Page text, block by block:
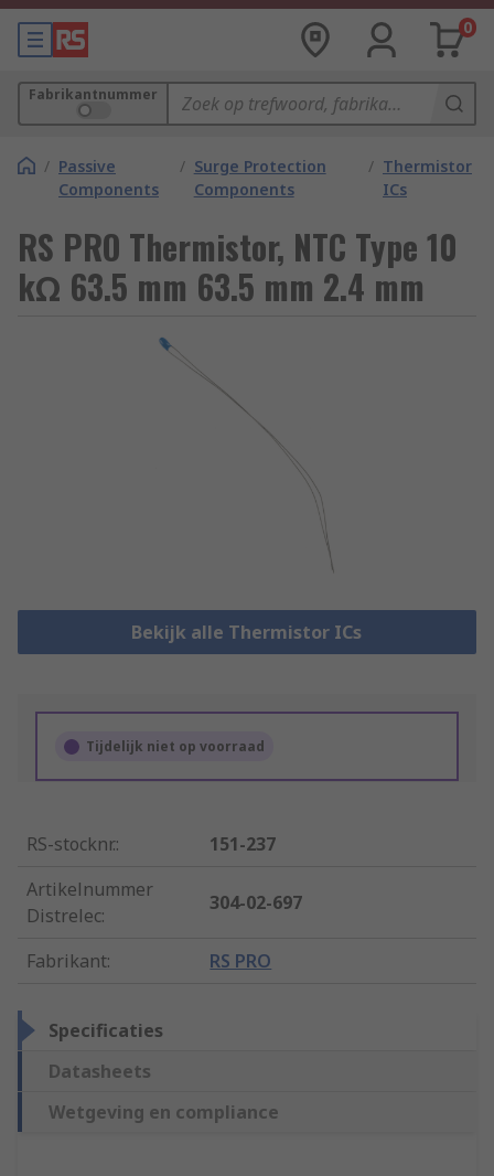
0
Fabrikantnummer
/ Passive
Components
/ Surge Protection
Components
/ Thermistor
ICs
RS PRO Thermistor, NTC Type 10
kΩ 63.5 mm 63.5 mm 2.4 mm
Bekijk alle Thermistor ICs
Tijdelijk niet op voorraad
RS-stocknr.:
151-237
Artikelnummer
Distrelec:
304-02-697
Fabrikant: RS PRO
Specificaties
Datasheets
Wetgeving en compliance